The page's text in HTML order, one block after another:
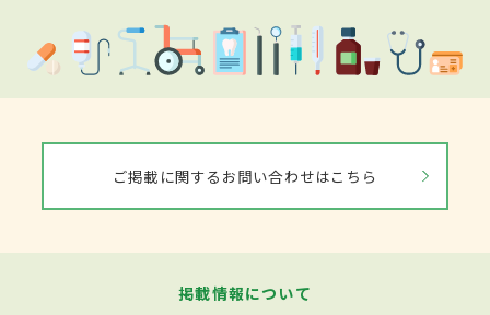
ご掲載に関するお問い合わせはこちら
掲載情報について